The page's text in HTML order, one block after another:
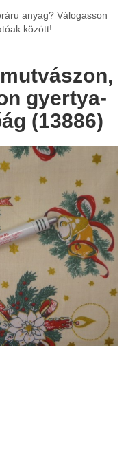
anyag? Válogasson
között!
gyertya-
(13886)